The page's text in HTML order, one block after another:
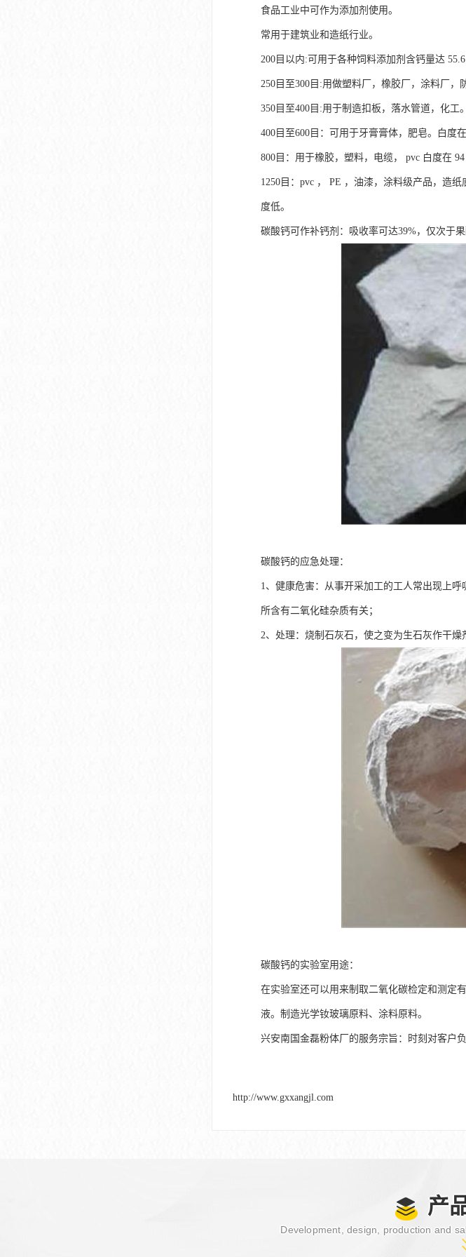
食品工业中可作为添加剂使用。
常用于建筑业和造纸行业。
200目以内:可用于各种饲料添加剂含钙量达 55.6
250目至300目:用做塑料厂，橡胶厂，涂料厂，
350目至400目:用于制造扣板，落水管道，化工
400目至600目：可用于牙膏膏体，肥皂。白度
800目：用于橡胶，塑料，电缆， pvc 白度在
1250目：pvc ， PE ，油漆，涂料级产品，造
度低。
碳酸钙可作补钙剂：吸收率可达39%，仅次于
碳酸钙的应急处理：
1、健康危害：从事开采加工的工人常出现上
所含有二氧化硅杂质有关；
2、处理：烧制石灰石，使之变为生石灰作干燥
碳酸钙的实验室用途：
在实验室还可以用来制取二氧化碳检定和测定
液。制造光学钕玻璃原料、涂料原料。
兴安南国金磊粉体厂的服务宗旨：时刻对客户
http://www.gxxangjl.com
产
Development, design, production and